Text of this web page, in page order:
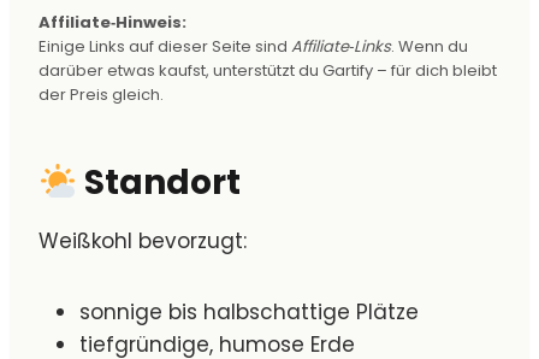
Affiliate‑Hinweis:
Einige Links auf dieser Seite sind Affiliate‑Links. Wenn du
darüber etwas kaufst, unterstützt du Gartify – für dich bleibt
der Preis gleich.
Standort
Weißkohl bevorzugt:
sonnige bis halbschattige Plätze
tiefgründige, humose Erde